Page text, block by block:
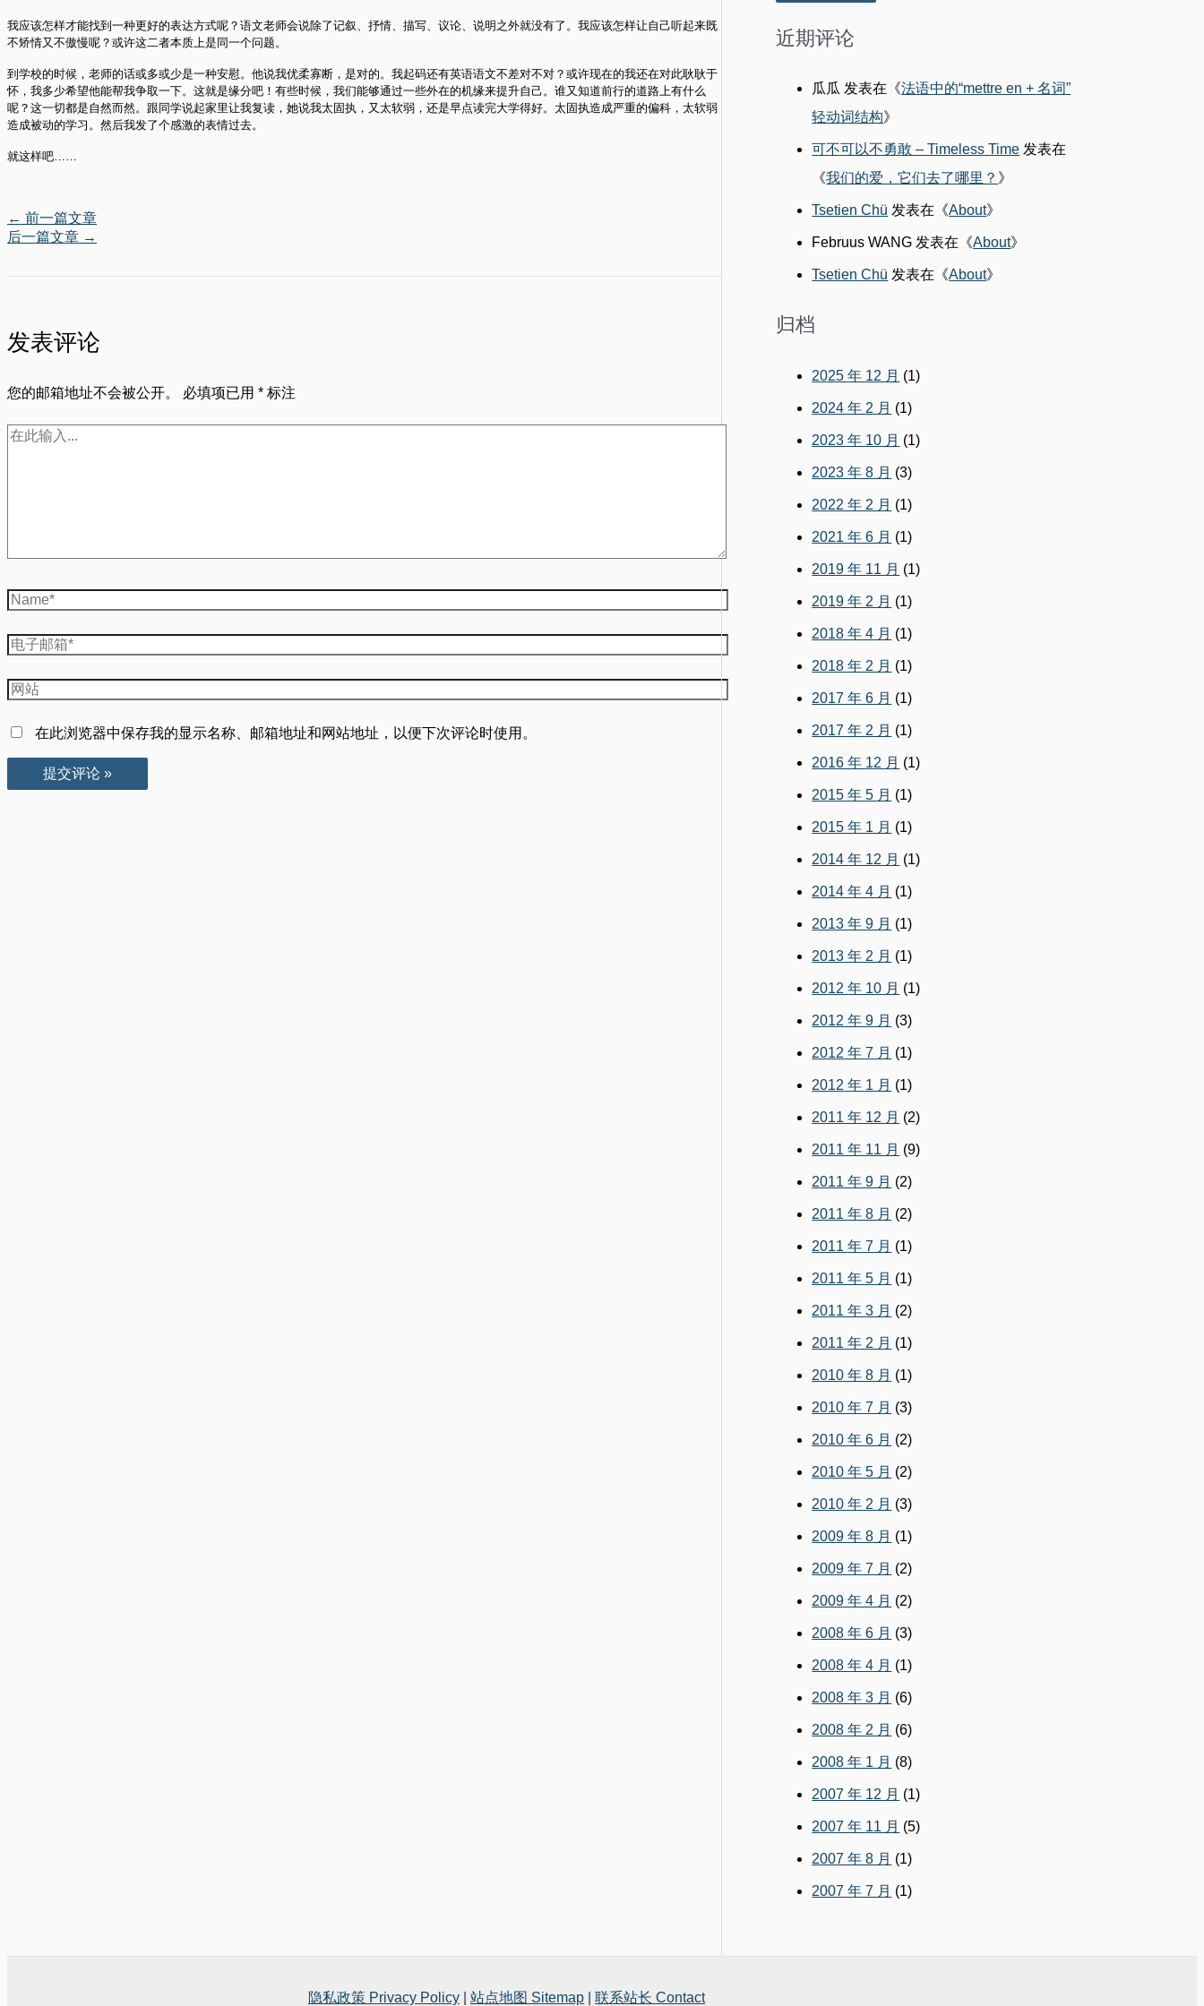
我应该怎样才能找到一种更好的表达方式呢？语文老师会说除了记叙、抒情、描写、议论、说明之外就没有了。我应该怎样让自己听起来既
不矫情又不傲慢呢？或许这二者本质上是同一个问题。
到学校的时候，老师的话或多或少是一种安慰。他说我优柔寡断，是对的。我起码还有英语语文不差对不对？或许现在的我还在对此耿耿于
怀，我多少希望他能帮我争取一下。这就是缘分吧！有些时候，我们能够通过一些外在的机缘来提升自己。谁又知道前行的道路上有什么
呢？这一切都是自然而然。跟同学说起家里让我复读，她说我太固执，又太软弱，还是早点读完大学得好。太固执造成严重的偏科，太软弱
造成被动的学习。然后我发了个感激的表情过去。
就这样吧……
← 前一篇文章
后一篇文章 →
发表评论
您的邮箱地址不会被公开。 必填项已用 * 标注
在
Name*
电
子
邮
箱
网
站
在此浏览器中保存我的显示名称、邮箱地址和网站地址，以便下次评论时使用。
近期评论
瓜瓜 发表在《法语中的“mettre en + 名词”
轻动词结构》
可不可以不勇敢 – Timeless Time 发表在
《我们的爱，它们去了哪里？ 》
Tsetien Chü 发表在《About》
Februus WANG 发表在《About》
Tsetien Chü 发表在《About》
归档
2025 年 12 月 (1)
2024 年 2 月 (1)
2023 年 10 月 (1)
2023 年 8 月 (3)
2022 年 2 月 (1)
2021 年 6 月 (1)
2019 年 11 月 (1)
2019 年 2 月 (1)
2018 年 4 月 (1)
2018 年 2 月 (1)
2017 年 6 月 (1)
2017 年 2 月 (1)
2016 年 12 月 (1)
2015 年 5 月 (1)
2015 年 1 月 (1)
2014 年 12 月 (1)
2014 年 4 月 (1)
2013 年 9 月 (1)
2013 年 2 月 (1)
2012 年 10 月 (1)
2012 年 9 月 (3)
2012 年 7 月 (1)
2012 年 1 月 (1)
2011 年 12 月 (2)
2011 年 11 月 (9)
2011 年 9 月 (2)
2011 年 8 月 (2)
2011 年 7 月 (1)
2011 年 5 月 (1)
2011 年 3 月 (2)
2011 年 2 月 (1)
2010 年 8 月 (1)
2010 年 7 月 (3)
2010 年 6 月 (2)
2010 年 5 月 (2)
2010 年 2 月 (3)
2009 年 8 月 (1)
2009 年 7 月 (2)
2009 年 4 月 (2)
2008 年 6 月 (3)
2008 年 4 月 (1)
2008 年 3 月 (6)
2008 年 2 月 (6)
2008 年 1 月 (8)
2007 年 12 月 (1)
2007 年 11 月 (5)
2007 年 8 月 (1)
2007 年 7 月 (1)
隐私政策 Privacy Policy 站点地图 Sitemap 联系站长 Contact